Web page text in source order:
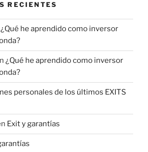
RECIENTES
¿Qué he aprendido como inversor
¿Qué he aprendido como inversor
personales de los últimos EXITS
Exit y garantías